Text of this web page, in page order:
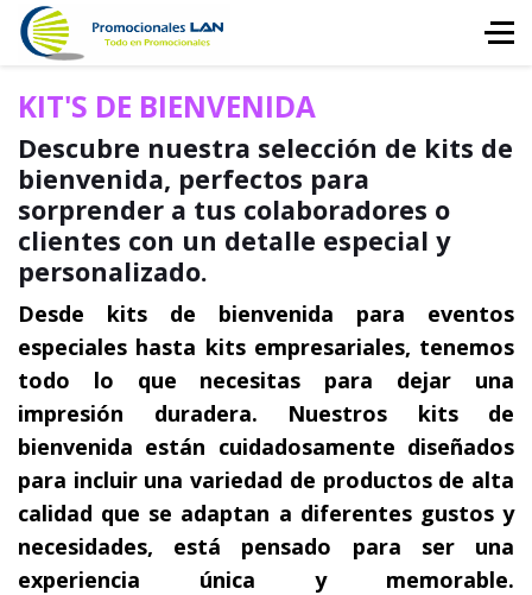
KIT'S DE BIENVENIDA
Descubre nuestra selección de kits de
bienvenida, perfectos para
sorprender a tus colaboradores o
clientes con un detalle especial y
personalizado.
Desde kits de bienvenida para eventos
especiales hasta kits empresariales, tenemos
todo lo que necesitas para dejar una
impresión duradera. Nuestros kits de
bienvenida están cuidadosamente diseñados
para incluir una variedad de productos de alta
calidad que se adaptan a diferentes gustos y
necesidades, está pensado para ser una
experiencia única y memorable.